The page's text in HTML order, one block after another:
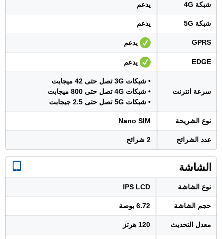
شبكة 4G يدعم
شبكة 5G يدعم
GPRS يدعم
EDGE يدعم
سرعة انترنت
• شبكات 3G تصل حتى 42 ميجابت
• شبكات 4G تصل حتى 800 ميجابت
• شبكات 5G تصل حتى 2.5 جيجابت
نوع الشريحة Nano SIM
عدد الشرائح 2 شرائح
الشاشة
نوع الشاشة IPS LCD
حجم الشاشة 6.72 بوصة
معدل التحديث 120 هرتز